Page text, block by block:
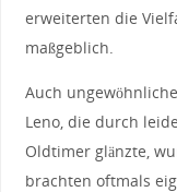
erweiterten die
maßgeblich.
Auch
‍Leno, die durch
Oldtimer glänzte,​
brachten oftmals